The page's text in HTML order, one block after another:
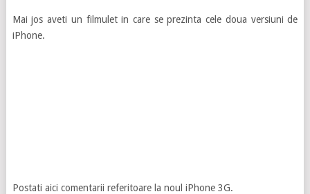
Mai jos aveti un filmulet in care se prezinta cele doua versiuni de
iPhone.
Postati aici comentarii referitoare la noul iPhone 3G.